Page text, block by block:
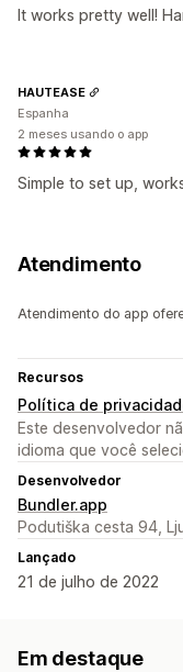
It works pretty well!
Simple to set up,
HAUTEASE
Espanha
2 meses usando o app
Atendimento
Atendimento do app
Recursos
Política de
Este desenvolvedor
idioma que você
Desenvolvedor
Bundler.app
Podutiška cesta 94,
Lançado
21 de julho de 2022
Em destaque